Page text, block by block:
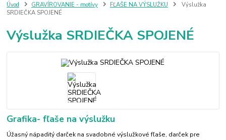
Úvod GRAVÍROVANIE - motívy FĽAŠE NA VÝSLUŽKU
Výslužka
SRDIEČKA SPOJENÉ
Výslužka SRDIEČKA SPOJENÉ
Grafika- fľaše na výslužku
Úžasný nápaditý darček na svadobné výslužkové fľaše, darček pre